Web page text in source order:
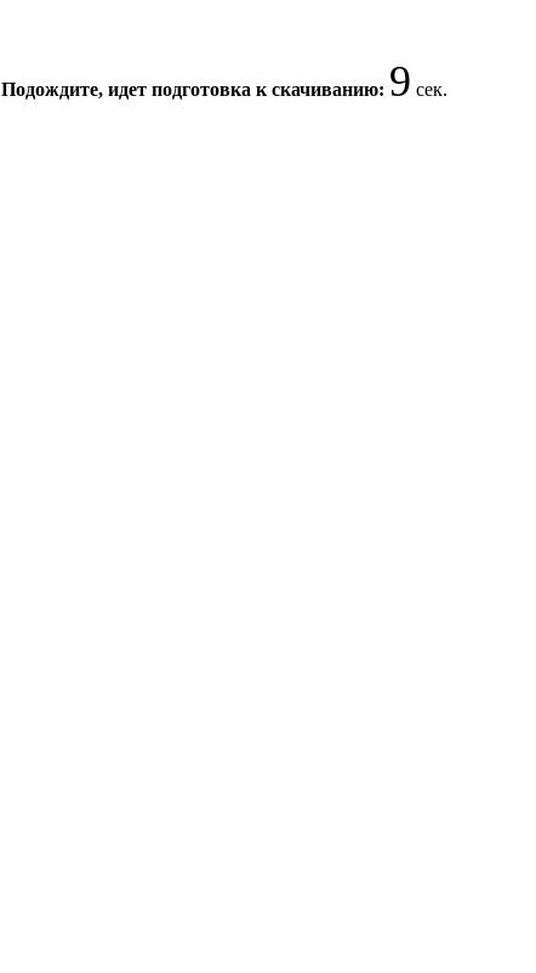
Подождите, идет подготовка к скачиванию: 9 сек.